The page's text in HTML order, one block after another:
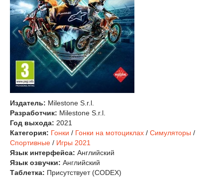
Издатель: Milestone S.r.l.
Разработчик: Milestone S.r.l.
Год выхода: 2021
Категория: Гонки / Гонки на мотоциклах / Симуляторы /
Спортивные / Игры 2021
Язык интерфейса: Английский
Язык озвучки: Английский
Таблетка: Присутствует (CODEX)